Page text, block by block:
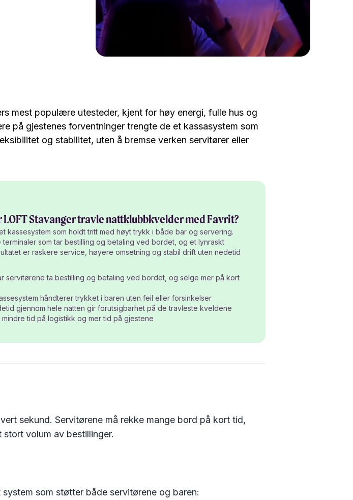
mest populære utesteder, kjent for høy energi, fulle hus og
på gjestenes forventninger trengte de et kassasystem som
og stabilitet, uten å bremse verken servitører eller
Stavanger travle nattklubbkvelder med Favrit?
kassesystem som holdt tritt med høyt trykk i både bar og servering.
som tar bestilling og betaling ved bordet, og et lynraskt
er raskere service, høyere omsetning og stabil drift uten nedetid
servitørene ta bestilling og betaling ved bordet, og selge mer på kort
håndterer trykket i baren uten feil eller forsinkelser
gjennom hele natten gir forutsigbarhet på de travleste kveldene
tid på logistikk og mer tid på gjestene
sekund. Servitørene må rekke mange bord på kort tid,
stort volum av bestillinger.
som støtter både servitørene og baren: